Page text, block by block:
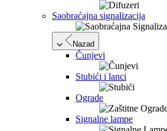
Saobraćajna signalizacija
Nazad
Čunjevi
Stubići i lanci
Ograde
Signalne lampe